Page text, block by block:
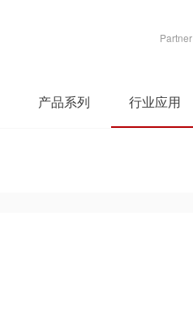
产品系列 行业应用